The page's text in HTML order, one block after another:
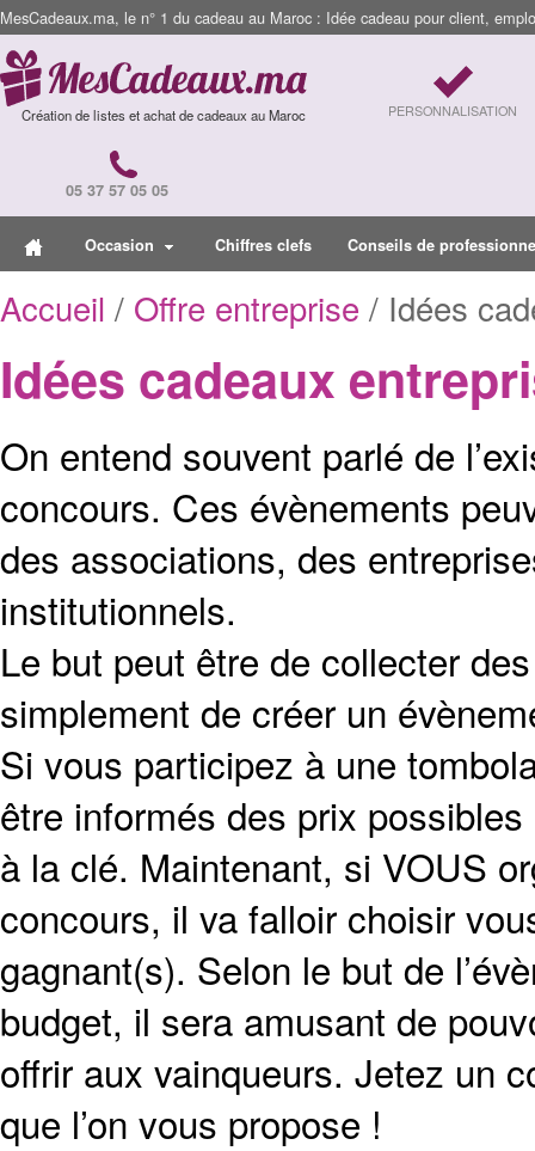
MesCadeaux.ma, le n° 1 du cadeau au Maroc : Idée cadeau pour client,
Création de listes et achat de cadeaux au Maroc PERSONNALISATION
05 37 57 05 05
Occasion Chiffres clefs Conseils de
Accueil / Offre entreprise / Idées
Idées cadeaux
On entend souvent parlé de
concours. Ces évènements
des associations, des
institutionnels.
Le but peut être de collecter
simplement de créer un
Si vous participez à une
être informés des prix
à la clé. Maintenant, si VOUS
concours, il va falloir choisir
gagnant(s). Selon le but de
budget, il sera amusant de
offrir aux vainqueurs. Jetez un
que l’on vous propose !